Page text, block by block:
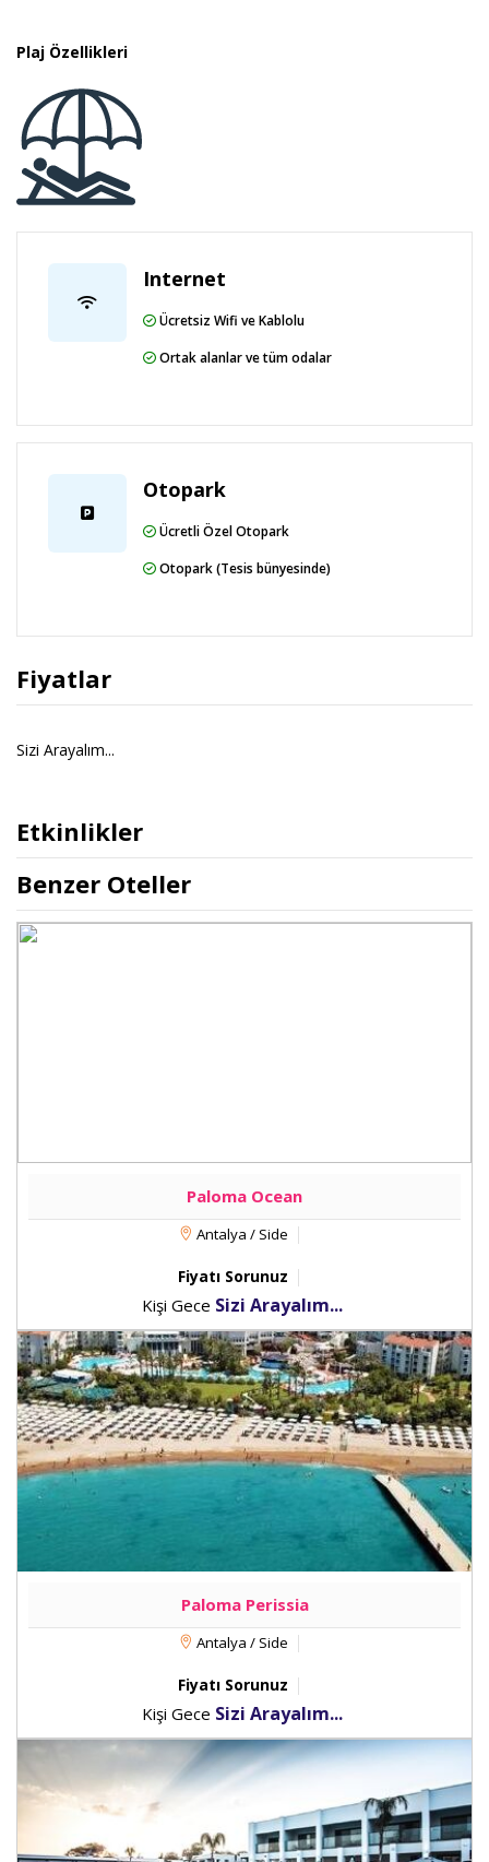
Havaalanı`na ise 55 km uzaklıktadır.
Sahil Bilgisi
Hotel Turan Prince Residence, Altın kumlu ve Mavi
Bayrak sahibi plaja sıfır konumdadır.
Plaj Özellikleri
Internet
Ücretsiz Wifi ve Kablolu
Ortak alanlar ve tüm odalar
Otopark
Ücretli Özel Otopark
Otopark (Tesis bünyesinde)
Fiyatlar
Sizi Arayalım...
Etkinlikler
Benzer Oteller
Paloma Ocean
Antalya / Side
Fiyatı Sorunuz
Kişi Gece Sizi Arayalım...
Paloma Perissia
Antalya / Side
Fiyatı Sorunuz
Kişi Gece Sizi Arayalım...